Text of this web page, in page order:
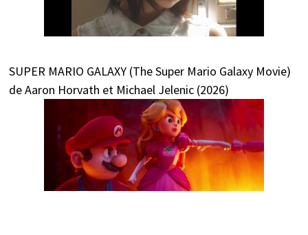
SUPER MARIO GALAXY (The Super Mario Galaxy Movie)
de Aaron Horvath et Michael Jelenic (2026)